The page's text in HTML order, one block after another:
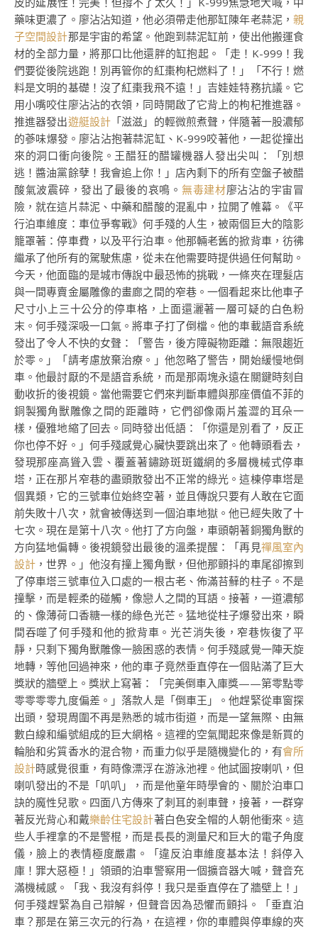
藥味更濃了。廖沾沾知道，他必須帶走他那缸陳年老蒜泥， 親
子空間設計那是宇宙的希望。他跑到蒜泥缸前，使出他搬運食
材的全部力量，將那口比他還胖的缸抱起。「走！K-999！我
們要從後院逃跑！別再管你的紅棗枸杞燃料了！」「不行！燃
料是文明的基礎！沒了紅棗我飛不遠！」吉娃娃特務抗議。它
用小嘴咬住廖沾沾的衣領，同時開啟了它背上的枸杞推進器。
推進器發出遊艇設計 「滋滋」的輕微煎煮聲，伴隨著一股濃郁
的蔘味爆發。廖沾沾抱著蒜泥缸、K-999咬著他，一起從撞出
來的洞口衝向後院。王醋狂的醋罐機器人發出尖叫：「別想
逃！醬油黨餘孽！我會追上你！」店內剩下的所有空盤子被醋
酸氣波震碎，發出了最後的哀鳴。 無毒建材廖沾沾的宇宙冒
險，就在這片蒜泥、中藥和醋酸的混亂中，拉開了帷幕。《平
行泊車維度：車位爭奪戰》何手殘的人生，被兩個巨大的陰影
籠罩著：停車費，以及平行泊車。他那輛老舊的掀背車，彷彿
繼承了他所有的駕駛焦慮，從未在他需要時提供過任何幫助。
今天，他面臨的是城市傳說中最恐怖的挑戰，一條夾在理髮店
與一間專賣金屬雕像的畫廊之間的窄巷。一個看起來比他車子
尺寸小上三十公分的停車格，上面還灑著一層可疑的白色粉
末。何手殘深吸一口氣。將車子打了倒檔。他的車載語音系統
發出了令人不快的女聲：「警告，後方障礙物距離：無限趨近
於零。」「請考慮放棄治療。」他忽略了警告，開始緩慢地倒
車。他最討厭的不是語音系統，而是那兩塊永遠在關鍵時刻自
動收折的後視鏡。當他需要它們來判斷車體與那座價值不菲的
銅製獨角獸雕像之間的距離時，它們卻像兩片羞澀的耳朵一
樣，優雅地縮了回去。同時發出低語：「你還是別看了，反正
你也停不好。」何手殘感覺心臟快要跳出來了。他轉頭看去，
發現那座高聳入雲、覆蓋著鏽跡斑斑鐵網的多層機械式停車
塔，正在那片窄巷的盡頭散發出不正常的綠光。這棟停車塔是
個異類，它的三號車位始終空著，並且傳說只要有人敢在它面
前失敗十八次，就會被傳送到一個泊車地獄。他已經失敗了十
七次。現在是第十八次。他打了方向盤，車頭朝著銅獨角獸的
方向猛地偏轉。後視鏡發出最後的溫柔提醒：「再見禪風室內
設計 ，世界。」他沒有撞上獨角獸，但他那顫抖的車尾卻擦到
了停車塔三號車位入口處的一根古老、佈滿苔蘚的柱子。不是
撞擊，而是輕柔的碰觸，像戀人之間的耳語。接著，一道濃郁
的、像薄荷口香糖一樣的綠色光芒。猛地從柱子爆發出來，瞬
間吞噬了何手殘和他的掀背車。光芒消失後，窄巷恢復了平
靜，只剩下獨角獸雕像一臉困惑的表情。何手殘感覺一陣天旋
地轉，等他回過神來，他的車子竟然垂直停在一個貼滿了巨大
獎狀的牆壁上。獎狀上寫著：「完美倒車入庫獎——第零點零
零零零零九度偏差。」落款人是「倒車王」。他趕緊從車窗探
出頭，發現周圍不再是熟悉的城市街道，而是一望無際、由無
數白線和編號組成的巨大網格。這裡的空氣聞起來像是新買的
輪胎和劣質香水的混合物，而重力似乎是隨機變化的，有會所
設計時感覺很重，有時像漂浮在游泳池裡。他試圖按喇叭，但
喇叭發出的不是「叭叭」，而是他童年時學會的、關於泊車口
訣的魔性兒歌。四面八方傳來了刺耳的剎車聲，接著，一群穿
著反光背心和戴樂齡住宅設計著白色安全帽的人朝他衝來。這
些人手裡拿的不是警棍，而是長長的測量尺和巨大的電子角度
儀，臉上的表情極度嚴肅。「違反泊車維度基本法！斜停入
庫！罪大惡極！」領頭的泊車警察用一個擴音器大喊，聲音充
滿機械感。「我、我沒有斜停！我只是垂直停在了牆壁上！」
何手殘趕緊為自己辯解，但聲音因為恐懼而顫抖。「垂直泊
車？那是在第三次元的行為，在這裡，你的車體與停車線的夾